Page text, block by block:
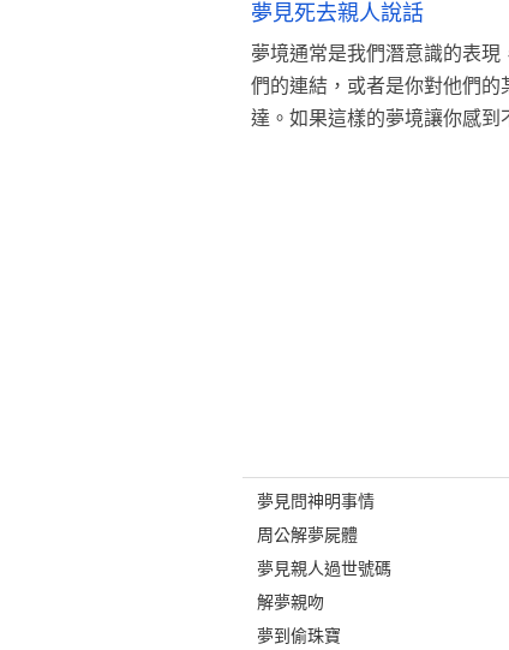
夢見死去親人說話
夢境通常是我們潛意識的表
們的連結，或者是你對他們
達。如果這樣的夢境讓你感到
夢見問神明事情
周公解夢屍體
夢見親人過世號碼
解夢親吻
夢到偷珠寶